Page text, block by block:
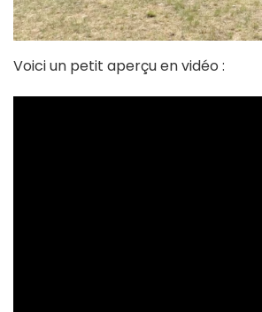
Voici un petit aperçu en vidéo :